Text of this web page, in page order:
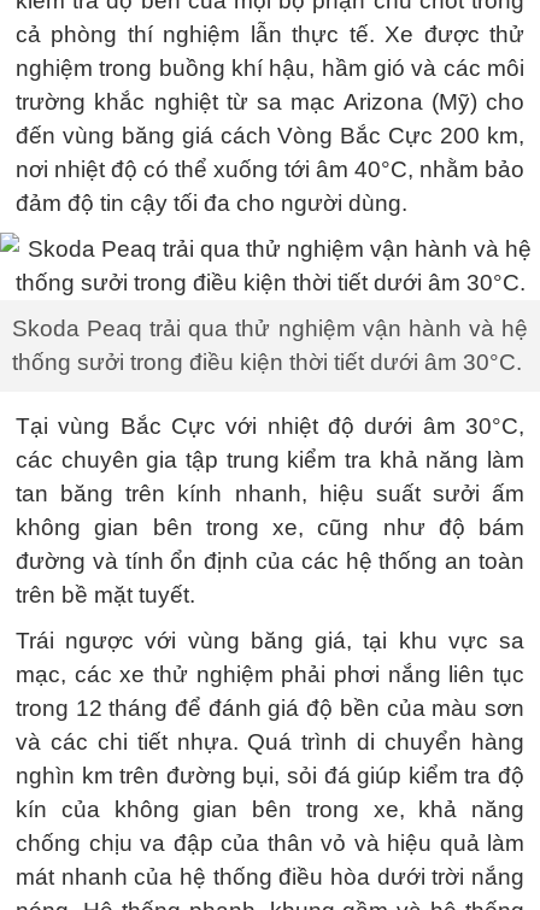
cả phòng thí nghiệm lẫn thực tế. Xe được thử
nghiệm trong buồng khí hậu, hầm gió và các môi
trường khắc nghiệt từ sa mạc Arizona (Mỹ) cho
đến vùng băng giá cách Vòng Bắc Cực 200 km,
nơi nhiệt độ có thể xuống tới âm 40°C, nhằm bảo
đảm độ tin cậy tối đa cho người dùng.
Skoda Peaq trải qua thử nghiệm vận hành và hệ
thống sưởi trong điều kiện thời tiết dưới âm 30°C.
Tại vùng Bắc Cực với nhiệt độ dưới âm 30°C,
các chuyên gia tập trung kiểm tra khả năng làm
tan băng trên kính nhanh, hiệu suất sưởi ấm
không gian bên trong xe, cũng như độ bám
đường và tính ổn định của các hệ thống an toàn
trên bề mặt tuyết.
Trái ngược với vùng băng giá, tại khu vực sa
mạc, các xe thử nghiệm phải phơi nắng liên tục
trong 12 tháng để đánh giá độ bền của màu sơn
và các chi tiết nhựa. Quá trình di chuyển hàng
nghìn km trên đường bụi, sỏi đá giúp kiểm tra độ
kín của không gian bên trong xe, khả năng
chống chịu va đập của thân vỏ và hiệu quả làm
mát nhanh của hệ thống điều hòa dưới trời nắng